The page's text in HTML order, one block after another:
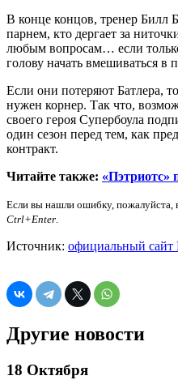
В конце концов, тренер Билл
парнем, кто дергает за
любым вопросам… если
голову начать вмешиваться в
Если они потеряют Батлера,
нужен корнер. Так что,
своего героя Супербоула
один сезон перед тем, как
контракт.
Читайте также: «Пэтриотс»
Если вы нашли ошибку, пожалуйста,
Ctrl+Enter.
Источник: официальный
Другие новости
18 Октября